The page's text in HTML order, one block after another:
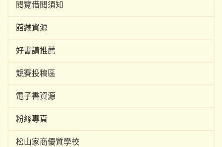
閱覽借閱須知
館藏資源
好書請推薦
競賽投稿區
電子書資源
粉絲專頁
松山家商優質學校